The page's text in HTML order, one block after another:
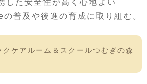
した安全性が高く心地よい
普及や後進の育成に取り組む。
クケアルーム＆スクールつむぎの森